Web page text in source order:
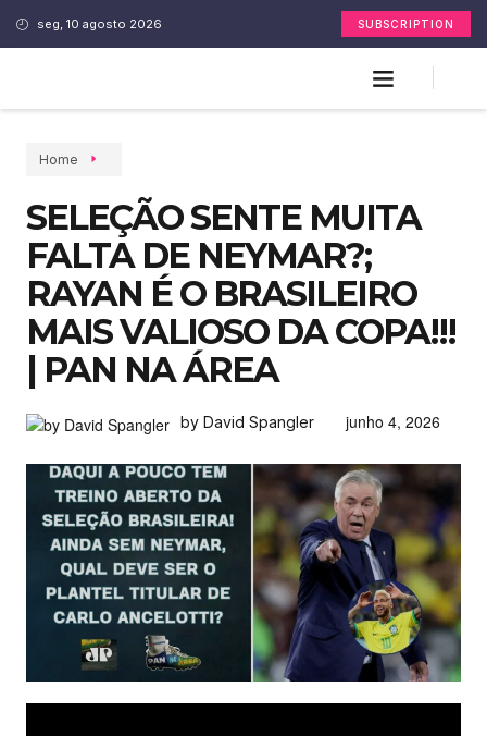
seg, 10 agosto 2026 SUBSCRIPTION
Home
SELEÇÃO SENTE MUITA
FALTA DE NEYMAR?;
RAYAN É O BRASILEIRO
MAIS VALIOSO DA COPA!!!
| PAN NA ÁREA
by David Spangler junho 4, 2026